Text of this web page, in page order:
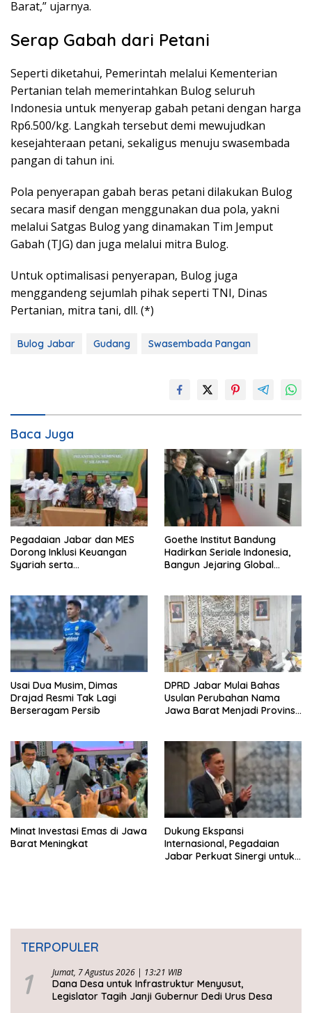
Barat,” ujarnya.
Serap Gabah dari Petani
Seperti diketahui, Pemerintah melalui Kementerian
Pertanian telah memerintahkan Bulog seluruh
Indonesia untuk menyerap gabah petani dengan harga
Rp6.500/kg. Langkah tersebut demi mewujudkan
kesejahteraan petani, sekaligus menuju swasembada
pangan di tahun ini.
Pola penyerapan gabah beras petani dilakukan Bulog
secara masif dengan menggunakan dua pola, yakni
melalui Satgas Bulog yang dinamakan Tim Jemput
Gabah (TJG) dan juga melalui mitra Bulog.
Untuk optimalisasi penyerapan, Bulog juga
menggandeng sejumlah pihak seperti TNI, Dinas
Pertanian, mitra tani, dll. (*)
Bulog Jabar Gudang Swasembada Pangan
Baca Juga
Pegadaian Jabar dan MES
Dorong Inklusi Keuangan
Syariah serta
Goethe Institut Bandung
Hadirkan Seriale Indonesia,
Bangun Jejaring Global
Usai Dua Musim, Dimas
Drajad Resmi Tak Lagi
Berseragam Persib
DPRD Jabar Mulai Bahas
Usulan Perubahan Nama
Jawa Barat Menjadi Provinsi
Minat Investasi Emas di Jawa
Barat Meningkat
Dukung Ekspansi
Internasional, Pegadaian
Jabar Perkuat Sinergi untuk
TERPOPULER
1 Jumat, 7 Agustus 2026 | 13:21 WIB
Dana Desa untuk Infrastruktur Menyusut,
Legislator Tagih Janji Gubernur Dedi Urus Desa